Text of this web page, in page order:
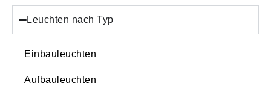
Leuchten nach Typ
Einbauleuchten
Aufbauleuchten